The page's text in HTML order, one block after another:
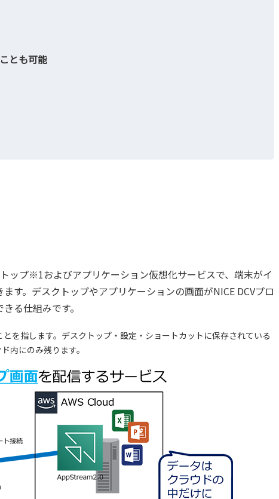
とも可能
ップ※1およびアプリケーション仮想化サービスで、端末がイ
す。デスクトップやアプリケーションの画面がNICE DCVプロ
る仕組みです。
を指します。デスクトップ・設定・ショートカットに保存されている
内にのみ残ります。